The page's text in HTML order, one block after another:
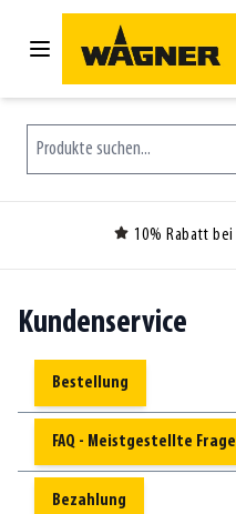
Zum Inhalt springen
Produkte suchen...
10% Rabatt
Kundenservice
Bestellung
FAQ - Meistgestellte
Bezahlung